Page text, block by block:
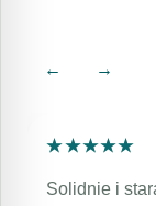
← →
★★★★★
★★★★★
Solidnie i